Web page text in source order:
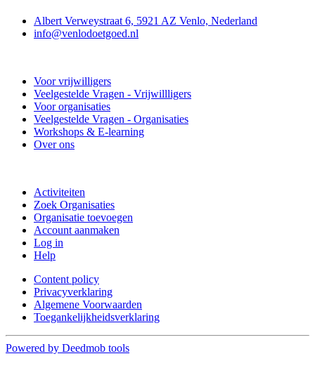
Albert Verweystraat 6, 5921 AZ Venlo, Nederland
info@venlodoetgoed.nl
Voor vrijwilligers
Veelgestelde Vragen - Vrijwillligers
Voor organisaties
Veelgestelde Vragen - Organisaties
Workshops & E-learning
Over ons
Activiteiten
Zoek Organisaties
Organisatie toevoegen
Account aanmaken
Log in
Help
Content policy
Privacyverklaring
Algemene Voorwaarden
Toegankelijkheidsverklaring
Powered by Deedmob tools